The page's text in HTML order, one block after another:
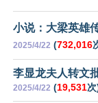
小说：大梁英雄
2025/4/22 (732,016
李显龙夫人转文
2025/4/22 (19,531次